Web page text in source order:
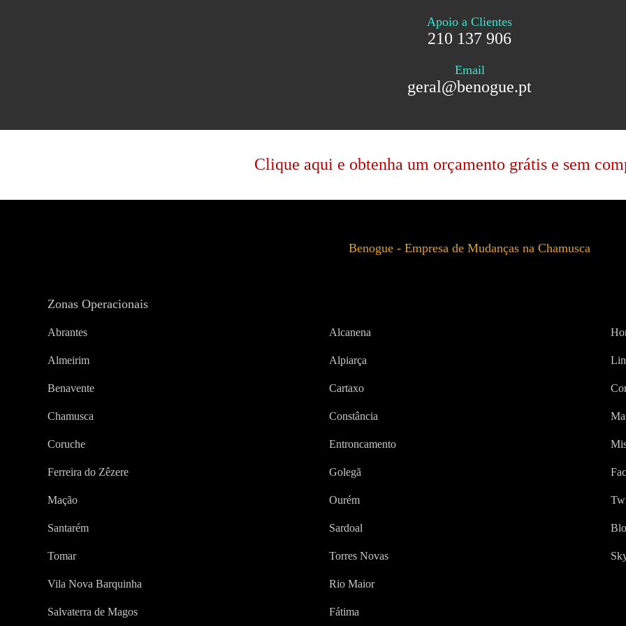
Apoio a Clientes
210 137 906
Email
geral@benogue.pt
Clique aqui e obtenha um orçamento grátis e sem
Benogue - Empresa de Mudanças na Chamusca
Zonas Operacionais
Abrantes Alcanena
Almeirim Alpiarça
Benavente Cartaxo
Chamusca Constância
Coruche Entroncamento
Ferreira do Zêzere Golegã
Mação Ourém
Santarém Sardoal
Tomar Torres Novas
Vila Nova Barquinha Rio Maior
Salvaterra de Magos Fátima